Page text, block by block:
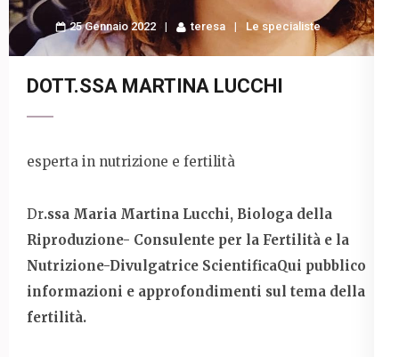
25 Gennaio 2022 teresa Le specialiste
DOTT.SSA MARTINA LUCCHI
esperta in nutrizione e fertilità
Dr.ssa Maria Martina Lucchi, Biologa della
Riproduzione- Consulente per la Fertilità e la
Nutrizione-Divulgatrice ScientificaQui pubblico
informazioni e approfondimenti sul tema della
fertilità.